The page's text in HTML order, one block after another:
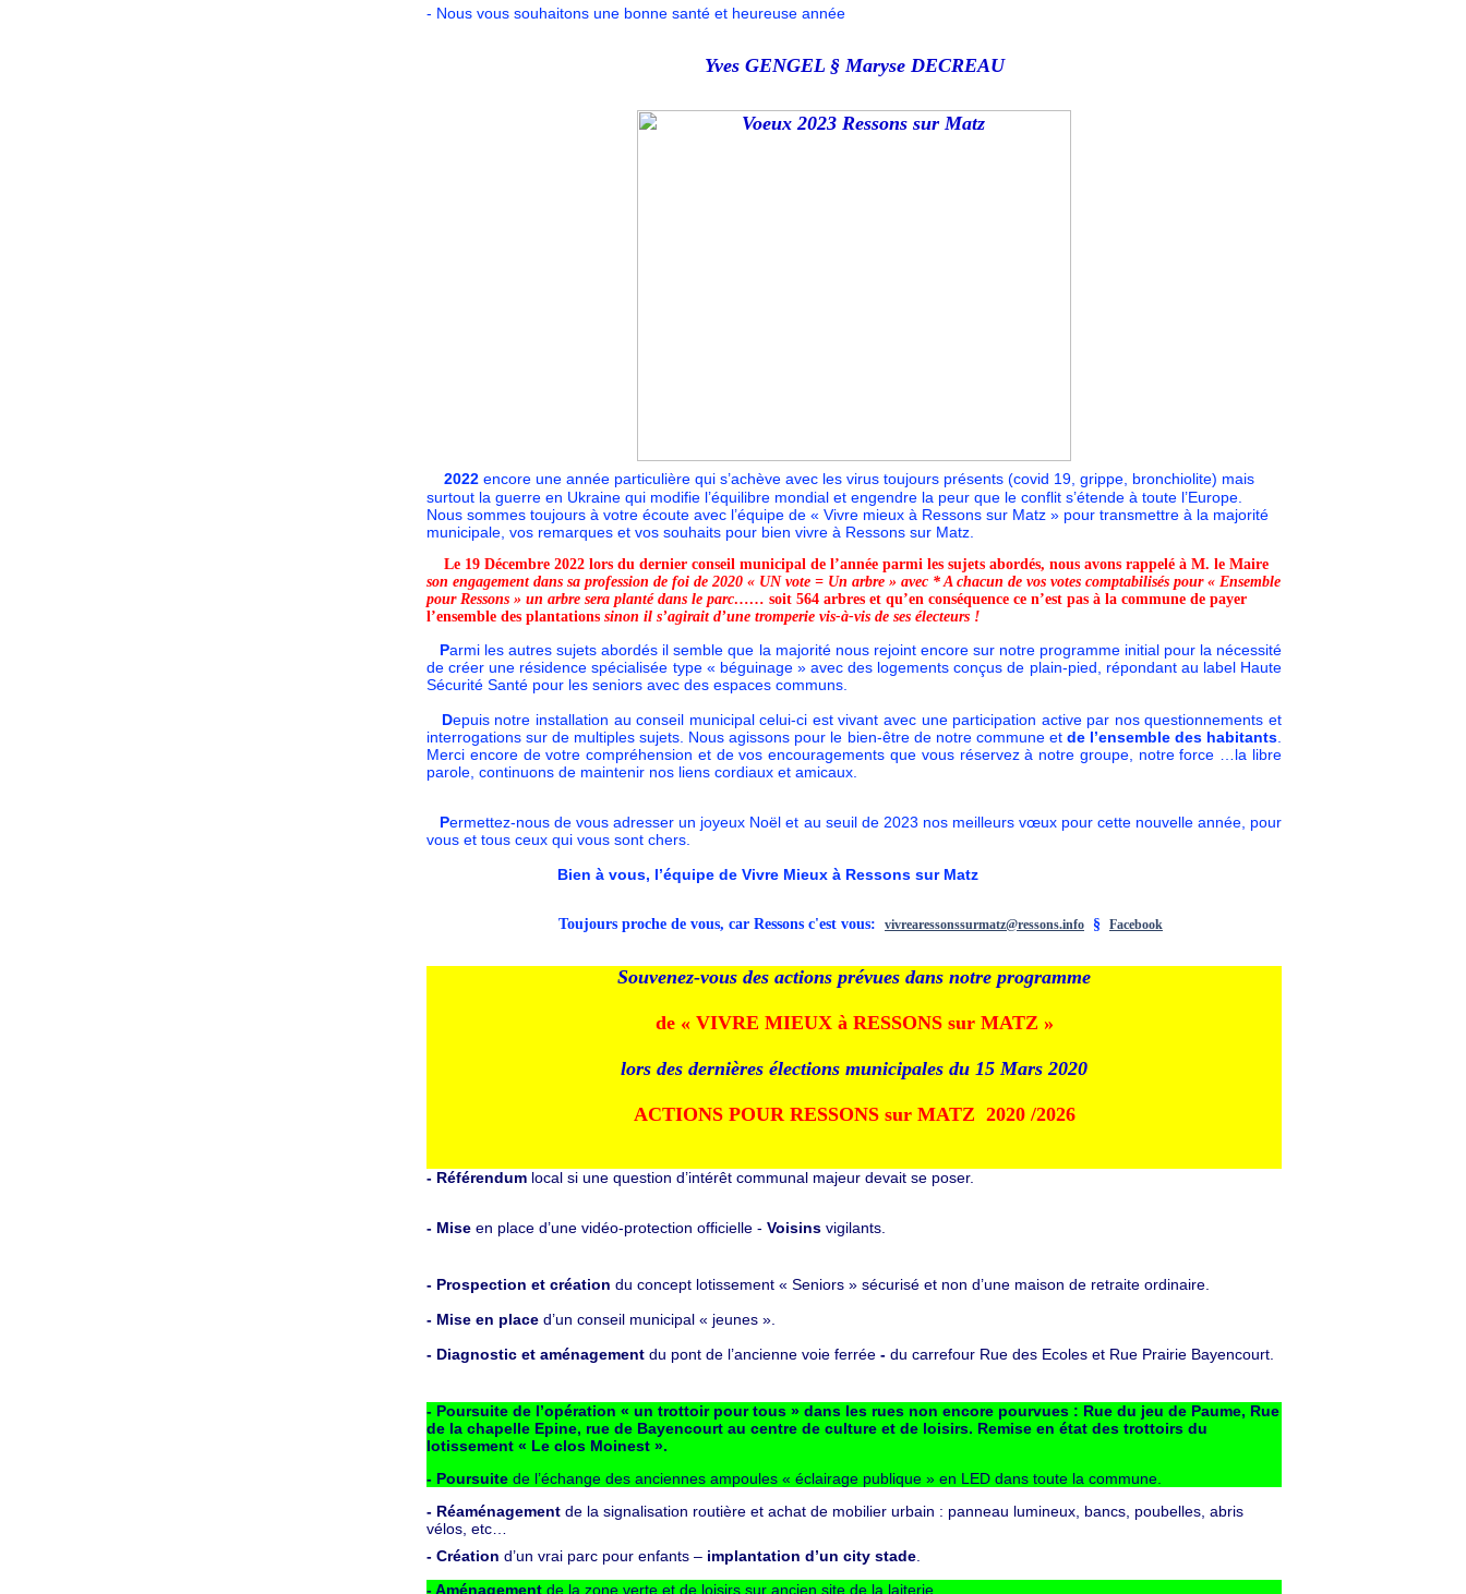
- Nous vous souhaitons une bonne santé et heureuse année
Yves GENGEL § Maryse DECREAU
2022 encore une année particulière qui s’achève avec les virus toujours présents (covid 19, grippe, bronchiolite) mais
surtout la guerre en Ukraine qui modifie l’équilibre mondial et engendre la peur que le conflit s’étende à toute l’Europe.
Nous sommes toujours à votre écoute avec l’équipe de « Vivre mieux à Ressons sur Matz » pour transmettre à la majorité
municipale, vos remarques et vos souhaits pour bien vivre à Ressons sur Matz.
Le 19 Décembre 2022 lors du dernier conseil municipal de l’année parmi les sujets abordés, nous avons rappelé à M. le Maire
son engagementdans sa profession de foi de 2020 « UN vote = Un arbre » avec * A chacun de vos votes comptabilisés pour « Ensemble
pour Ressons » un arbre sera planté dans le parc…… soit 564 arbres et qu’en conséquence ce n’est pas à la commune de payer
l’ensemble des plantations sinon il s’agirait d’une tromperie vis-à-vis de ses électeurs !
Parmi les autres sujets abordés il semble que la majorité nous rejoint encore sur notre programme initial pour la nécessité
de créer une résidence spécialisée type « béguinage » avec des logements conçus de plain-pied, répondant au label Haute
Sécurité Santé pour les seniors avec des espaces communs.
Depuis notre installation au conseil municipal celui-ci est vivant avec une participation active par nos questionnements et
interrogations sur de multiples sujets. Nous agissons pour le bien-être de notre commune et de l’ensemble des habitants
Merci encore de votre compréhension et de vos encouragements que vous réservez à notre groupe, notre force …la libre
parole, continuons de maintenir nos liens cordiaux et amicaux.
Permettez-nous de vous adresser un joyeux Noël et au seuil de 2023 nos meilleurs vœux pour cette nouvelle année, pour
vous et tous ceux qui vous sont chers.
Bien à vous, l’équipe de Vivre Mieux à Ressons sur Matz
Toujours proche de vous, car Ressons c'est vous: vivrearessonssurmatz@ressons.info § Facebook
Souvenez-vous des actions prévues dans notre programme
de « VIVRE MIEUX à RESSONS sur MATZ »
lors des dernières élections municipales du 15 Mars 2020
ACTIONS POUR RESSONS sur MATZ 2020 /2026
- Référendum local si une question d’intérêt communal majeur devait se poser.
- Mise en place d’une vidéo-protection officielle - Voisins vigilants.
- Prospection et création du concept lotissement « Seniors » sécurisé et non d’une maison de retraite ordinaire.
- Mise en place d’un conseil municipal « jeunes ».
- Diagnostic et aménagement du pont de l’ancienne voie ferrée - du carrefour Rue des Ecoles et Rue Prairie Bayencourt.
- Poursuite de l’opération « un trottoir pour tous » dans les rues non encore pourvues : Rue du jeu de Paume, Rue
de la chapelle Epine, rue de Bayencourt au centre de culture et de loisirs. Remise en état des trottoirs du
lotissement « Le clos Moinest ».
- Poursuite de l’échange des anciennes ampoules « éclairage publique » en LED dans toute la commune.
- Réaménagement de la signalisation routière et achat de mobilier urbain : panneau lumineux, bancs, poubelles, abris
vélos, etc…
- Création d’un vrai parc pour enfants – implantation d’un city stade
- Aménagement de la zone verte et de loisirs sur ancien site de la laiterie.